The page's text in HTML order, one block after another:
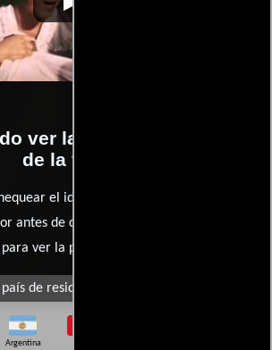
ver la películas Imitación
de la vida?
el idioma, doblaje o subtítulos que
antes de comprar, alquilar o contratar un
ver la películas.
de residencia
Argentina